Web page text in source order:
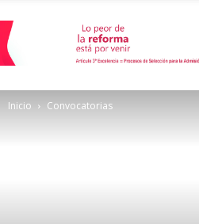
de
Inicio Convocatorias